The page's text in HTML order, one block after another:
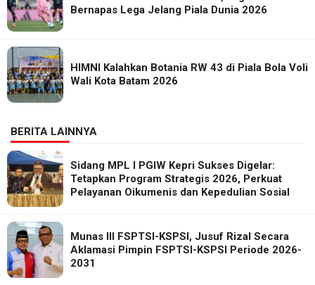
Bernapas Lega Jelang Piala Dunia 2026
HIMNI Kalahkan Botania RW 43 di Piala Bola Voli
Wali Kota Batam 2026
BERITA LAINNYA
Sidang MPL I PGIW Kepri Sukses Digelar:
Tetapkan Program Strategis 2026, Perkuat
Pelayanan Oikumenis dan Kepedulian Sosial
Munas III FSPTSI-KSPSI, Jusuf Rizal Secara
Aklamasi Pimpin FSPTSI-KSPSI Periode 2026-
2031